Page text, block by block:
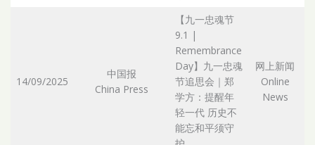
14/09/2025
中国报
China Press
【九一忠魂节
9.1 |
Remembrance
Day】九一忠魂
节追思会｜郑
学方：提醒年
轻一代 历史不
能忘和平须守
网上新闻
Online
News